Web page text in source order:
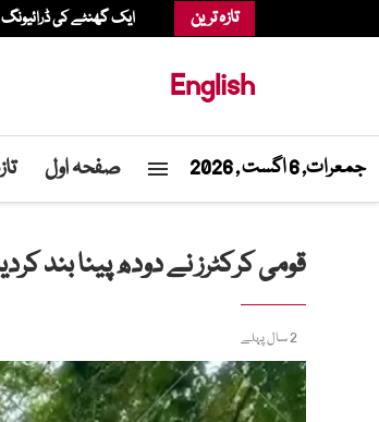
تازہ ترین ایک گھنٹے کی ڈرائیونگ سے بچنے کیلئے 69 سالہ
English
جمعرات, 6 اگست , 2026 صفحہ اول
قومی کرکٹرز نے دودھ پینا بند
2 سال پہلے